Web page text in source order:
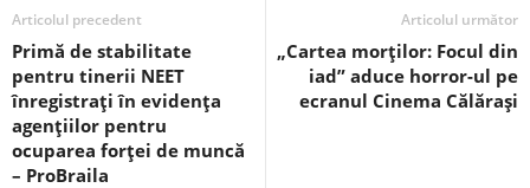
Articolul precedent
Primă de stabilitate
pentru tinerii NEET
înregistraţi în evidenţa
agenţiilor pentru
ocuparea forţei de muncă
– ProBraila
Articolul următor
„Cartea morților: Focul din
iad” aduce horror-ul pe
ecranul Cinema Călărași